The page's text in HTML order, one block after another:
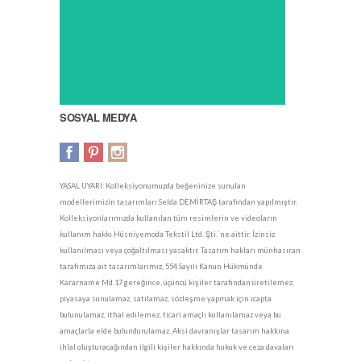
SOSYAL MEDYA
YASAL UYARI: Kolleksiyonumuzda beğeninize sunulan
modellerimizin tasarımları Selda DEMİRTAŞ tarafından yapılmıştır.
Kolleksiyonlarımızda kullanılan tüm resimlerin ve videoların
kullanım hakkı Hüsniyemoda Tekstil Ltd. Şti.`ne aittir. İzinsiz
kullanılması veya çoğaltılması yasaktır. Tasarım hakları münhasıran
tarafımıza ait tasarımlarımız, 554 Sayılı Kanun Hükmünde
Kararname Md.17 gereğince, üçüncü kişiler tarafından üretilemez,
piyasaya sunulamaz, satılamaz, sözleşme yapmak için icapta
bulunulamaz, ithal edilemez, ticari amaçlı kullanılamaz veya bu
amaçlarla elde bulundurulamaz. Aksi davranışlar tasarım hakkına
ihlal oluşturacağından ilgili kişiler hakkında hukuk ve ceza davaları